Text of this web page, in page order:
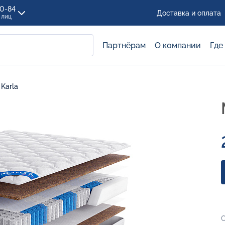
84 Доставка и оплата
Партнёрам О компании